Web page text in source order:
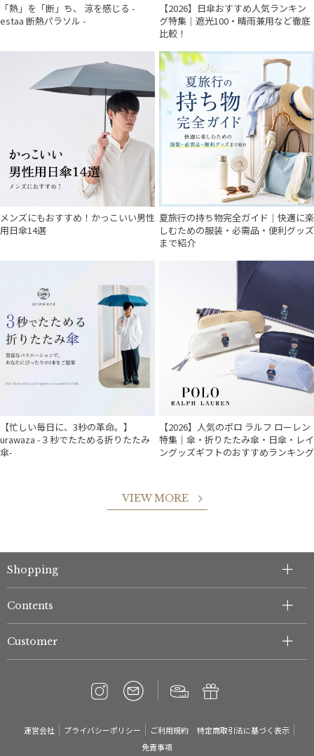
「熱」を「断」ち、 涼を感じる -
estaa 断熱パラソル -
【2026】日傘おすすめ人気ランキン
グ特集｜遮光100・晴雨兼用など徹底
比較！
メンズにもおすすめ！かっこいい男性
用日傘14選
夏旅行の持ち物完全ガイド｜快適に楽
しむための服装・必需品・便利グッズ
まで紹介
【忙しい毎日に、3秒の革命。】
urawaza -３秒でたためる折りたたみ
傘-
【2026】人気のポロ ラルフ ローレン
特集｜傘・折りたたみ傘・日傘・レイ
ングッズギフトのおすすめランキング
VIEW MORE
Shopping
Contents
Customer
運営会社 プライバシーポリシー ご利用規約
特定商取引法に基づく表示
免責事項